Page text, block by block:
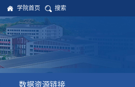
学院首页 搜索
数据资源链接